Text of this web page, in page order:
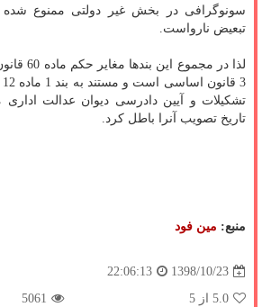
سونوگرافی در بخش غیر دولتی ممنوع شده
تبعیض نارواست.
تاریخ تصویب آنرا باطل كرد.
منبع: مین فود
1398/10/23
22:06:13
5.0 از 5
5061